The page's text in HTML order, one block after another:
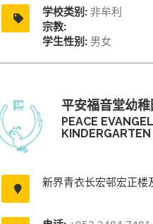
学校类别: 非牟利
宗教:
学生性别: 男女
平安福音堂幼
PEACE
新界青衣长宏邨宏正楼